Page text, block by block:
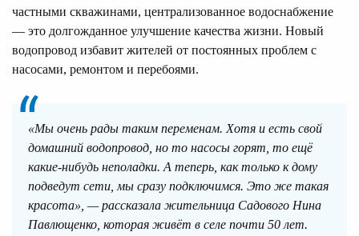
частными скважинами, централизованное водоснабжение
— это долгожданное улучшение качества жизни. Новый
водопровод избавит жителей от постоянных проблем с
насосами, ремонтом и перебоями.
«Мы очень рады таким переменам. Хотя и есть свой
домашний водопровод, но то насосы горят, то ещё
какие-нибудь неполадки. А теперь, как только к дому
подведут сети, мы сразу подключимся. Это же такая
красота», — рассказала жительница Садового Нина
Павлющенко, которая живёт в селе почти 50 лет.